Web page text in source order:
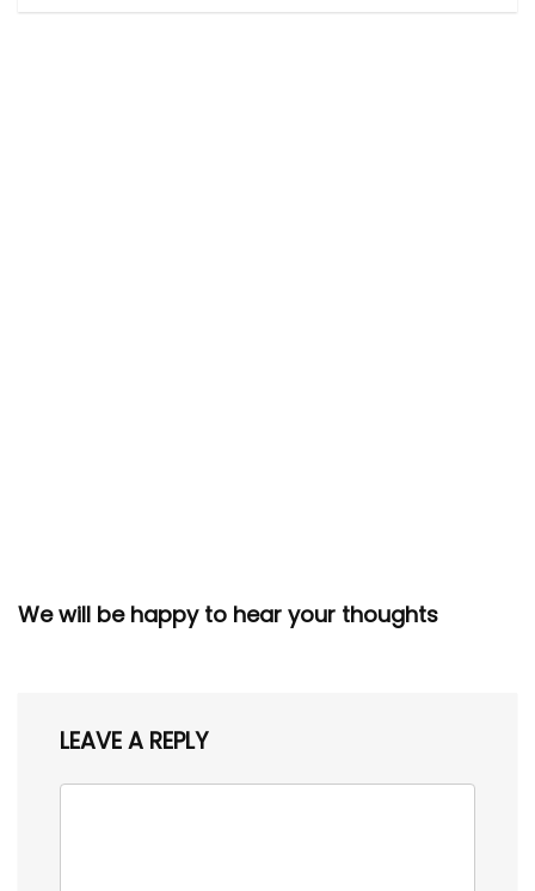
We will be happy to hear your thoughts
LEAVE A REPLY